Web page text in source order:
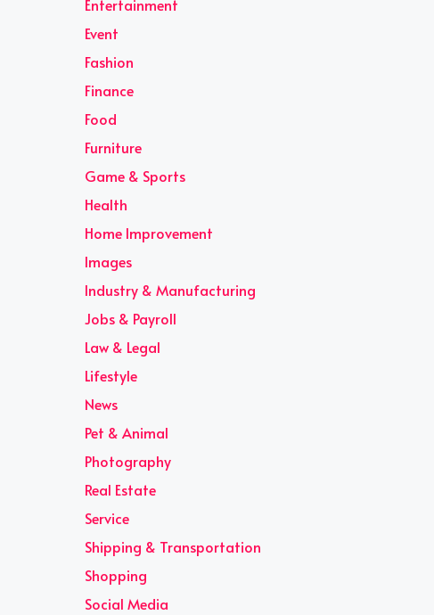
Entertainment
Event
Fashion
Finance
Food
Furniture
Game & Sports
Health
Home Improvement
Images
Industry & Manufacturing
Jobs & Payroll
Law & Legal
Lifestyle
News
Pet & Animal
Photography
Real Estate
Service
Shipping & Transportation
Shopping
Social Media